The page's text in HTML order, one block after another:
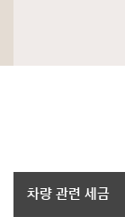
차량 관련 세금